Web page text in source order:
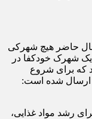
حال حاضر هیچ شهرکی
شهرک خودکفا در
کنید که برای شروع
ارسال شده است:
رشد مواد غذایی،